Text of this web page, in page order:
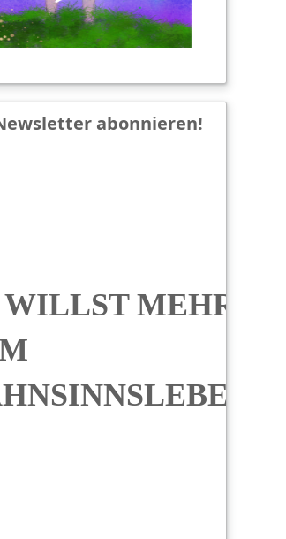
abonnieren!
MEHR